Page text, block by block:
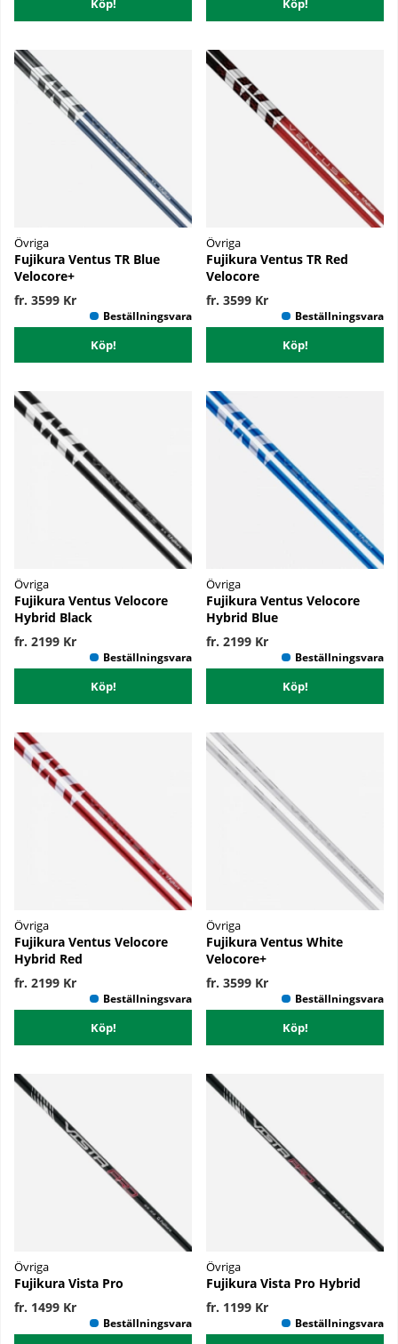
Köp! Köp!
Övriga
Fujikura Ventus TR Blue
Velocore+
fr. 3599 Kr
Köp!
Övriga
Fujikura Ventus TR Red
Velocore
fr. 3599 Kr
Köp!
Övriga
Fujikura Ventus Velocore
Hybrid Black
fr. 2199 Kr
Köp!
Övriga
Fujikura Ventus Velocore
Hybrid Blue
fr. 2199 Kr
Köp!
Övriga
Fujikura Ventus Velocore
Hybrid Red
fr. 2199 Kr
Köp!
Övriga
Fujikura Ventus White
Velocore+
fr. 3599 Kr
Köp!
Övriga
Fujikura Vista Pro
fr. 1499 Kr
Övriga
Fujikura Vista Pro Hybrid
fr. 1199 Kr